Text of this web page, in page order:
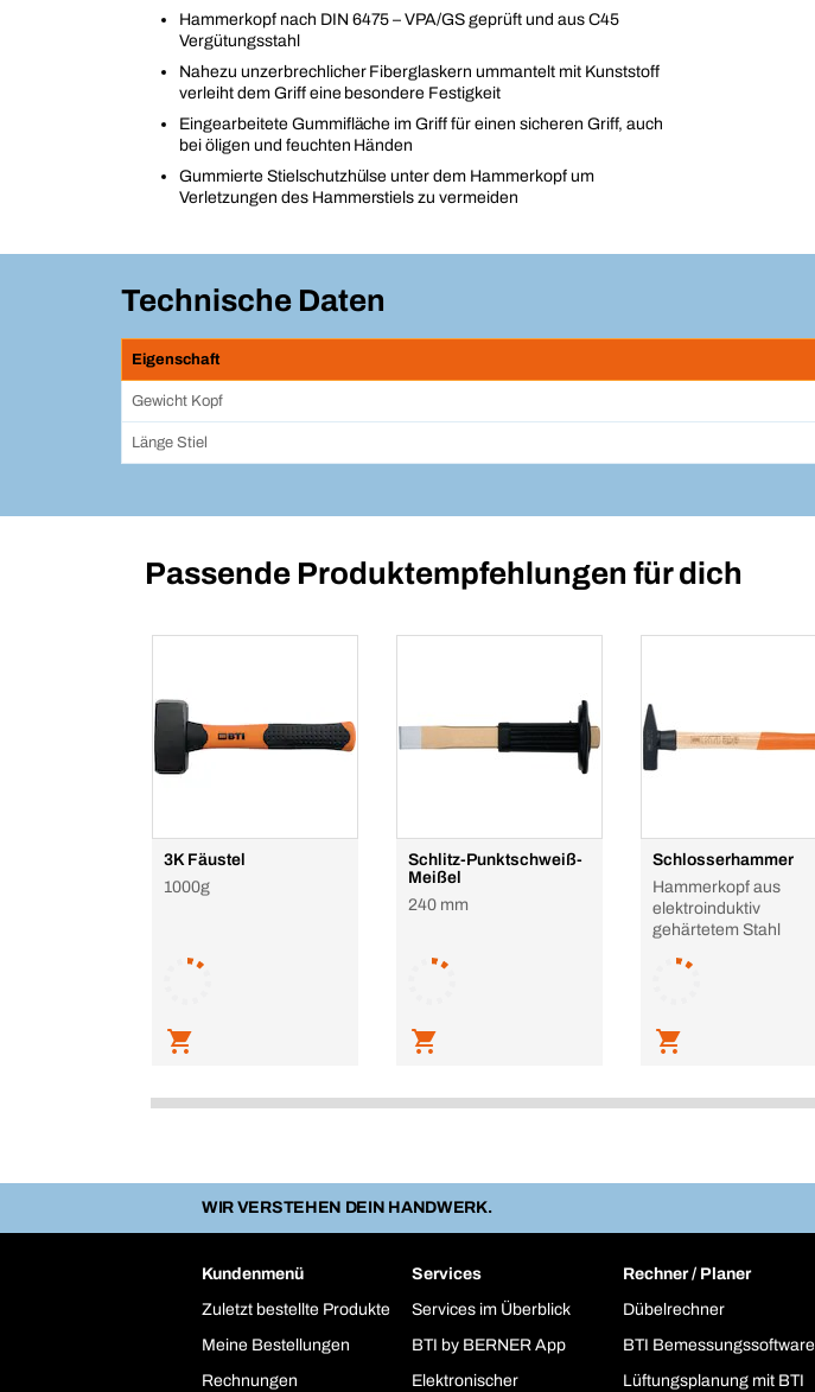
Hammerkopf nach DIN 6475 – VPA/GS geprüft und aus C45
Vergütungsstahl
Nahezu unzerbrechlicher Fiberglaskern ummantelt mit Kunststoff
verleiht dem Griff eine besondere Festigkeit
Eingearbeitete Gummifläche im Griff für einen sicheren Griff, auch
bei öligen und feuchten Händen
Gummierte Stielschutzhülse unter dem Hammerkopf um
Verletzungen des Hammerstiels zu vermeiden
Technische Daten
Eigenschaft
Gewicht Kopf
Länge Stiel
Passende Produktempfehlungen für dich
3K Fäustel
1000g
Schlitz-Punktschweiß-
Meißel
240 mm
Schlosserhammer
Hammerkopf aus
elektroinduktiv
gehärtetem Stahl
WIR VERSTEHEN DEIN HANDWERK.
Kundenmenü
Zuletzt bestellte Produkte
Meine Bestellungen
Rechnungen
Services
Services im Überblick
BTI by BERNER App
Elektronischer
Rechner / Planer
Dübelrechner
BTI Bemessungssoftware
Lüftungsplanung mit BTI